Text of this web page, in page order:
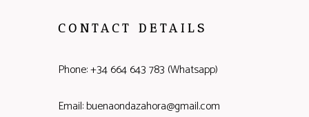
CONTACT DETAILS
Phone: +34 664 643 783 (Whatsapp)
Email: buenaondazahora@gmail.com